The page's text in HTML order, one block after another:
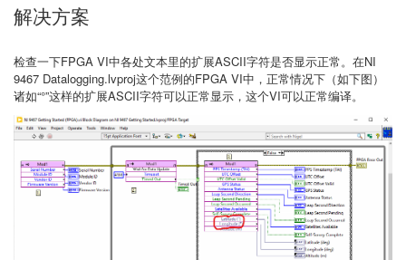
解决方案
检查一下FPGA VI中各处文本里的扩展ASCII字符是否显示正常。在NI
9467 Datalogging.lvproj这个范例的FPGA VI中，正常情况下（如下图）
诸如“°”这样的扩展ASCII字符可以正常显示，这个VI可以正常编译。